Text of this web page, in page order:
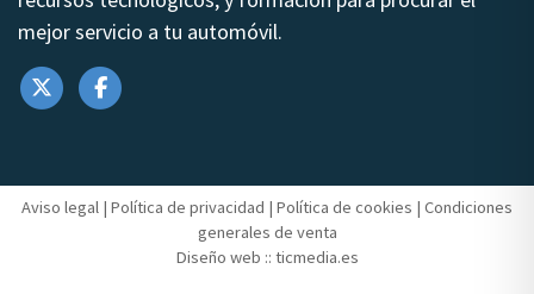
mejor servicio a tu automóvil.
Aviso legal | Política de privacidad | Política de cookies | Condiciones
generales de venta
Diseño web :: ticmedia.es